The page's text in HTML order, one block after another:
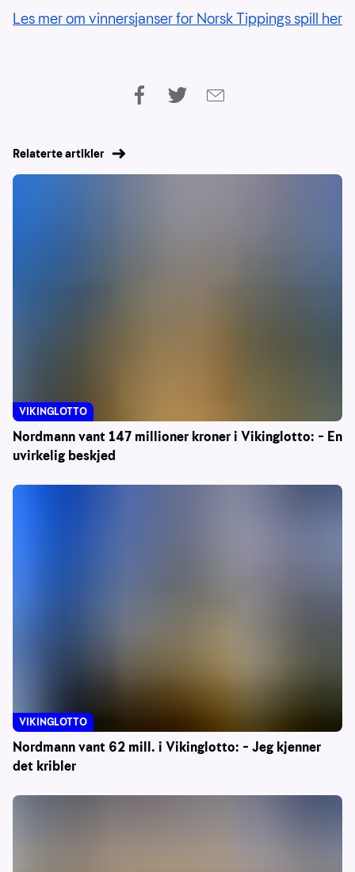
Les mer om vinnersjanser for Norsk Tippings spill her
Relaterte artikler
Nordmann vant 147 millioner kroner i Vikinglotto: – En
uvirkelig beskjed
VIKINGLOTTO
Nordmann vant 62 mill. i Vikinglotto: – Jeg kjenner
det kribler
VIKINGLOTTO